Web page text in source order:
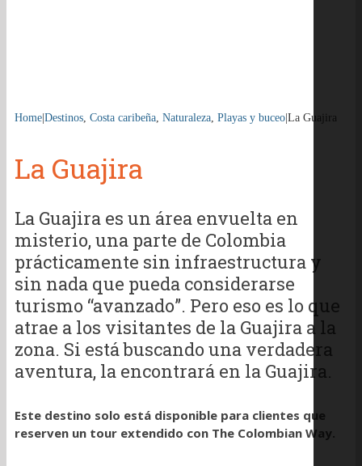
Home Destinos, Costa caribeña, Naturaleza, Playas y buceo La Guajira
La Guajira
La Guajira es un área envuelta en
misterio, una parte de Colombia
prácticamente sin infraestructura y
sin nada que pueda considerarse
turismo “avanzado”. Pero eso es lo que
atrae a los visitantes de la Guajira a la
zona. Si está buscando una verdadera
aventura, la encontrará en la Guajira.
Este destino solo está disponible para clientes que
reserven un tour extendido con The Colombian Way.